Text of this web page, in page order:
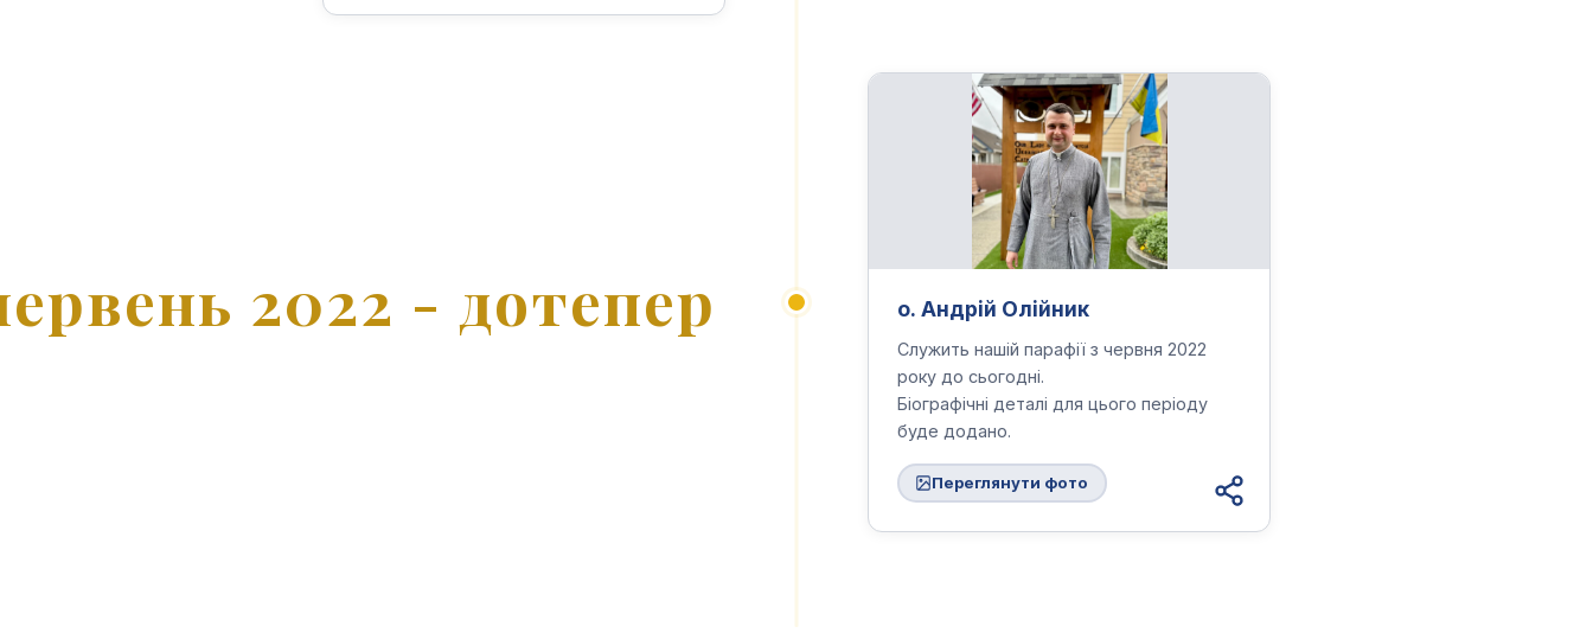
2022 - дотепер о. Андрій Олійник
Служить нашій парафії з червня 2022
року до сьогодні.
Біографічні деталі для цього періоду
буде додано.
Переглянути фото